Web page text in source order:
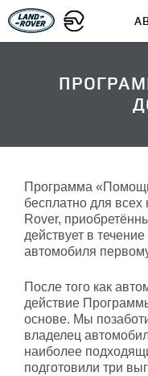
Программа
бесплатно для
Rover,
действует в
автомобиля
После того как
действие
основе. Мы
владелец
наиболее
подготовили три